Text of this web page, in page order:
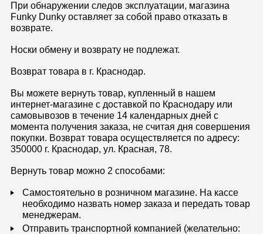
При обнаружении следов эксплуатации, магазина
Funky Dunky оставляет за собой право отказать в
возврате.
Носки обмену и возврату не подлежат.
Возврат товара в г. Краснодар.
Вы можете вернуть товар, купленный в нашем
интернет-магазине с доставкой по Краснодару или
самовывозов в течение 14 календарных дней с
момента получения заказа, не считая дня совершения
покупки. Возврат товара осуществляется по адресу:
350000 г. Краснодар, ул. Красная, 78.
Вернуть товар можно 2 способами:
Самостоятельно в розничном магазине. На кассе
необходимо назвать номер заказа и передать товар
менеджерам.
Отправить транспортной компанией (желательно: